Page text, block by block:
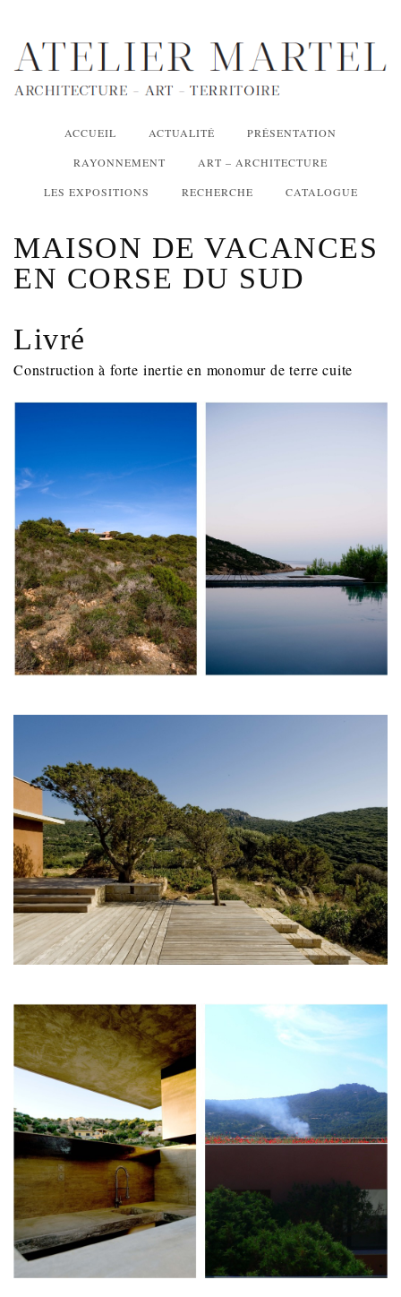
ACCUEIL ACTUALITÉ PRÉSENTATION
RAYONNEMENT ART – ARCHITECTURE
LES EXPOSITIONS RECHERCHE CATALOGUE
MAISON DE VACANCES
EN CORSE DU SUD
Livré
Construction à forte inertie en monomur de terre cuite